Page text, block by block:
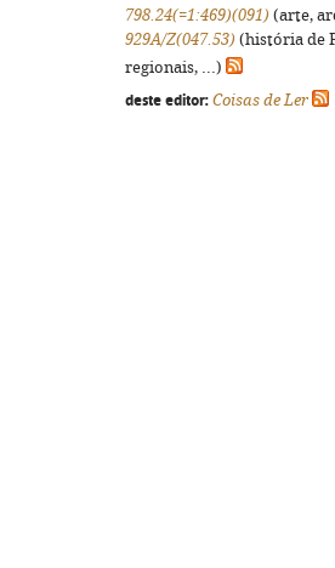
798.24(=1:469)(091) (arte,
929A/Z(047.53) (história de
regionais, ...)
deste editor: Coisas de Ler